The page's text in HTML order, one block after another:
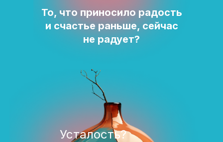
То, что приносило радость
и счастье раньше, сейчас
не радует?
Усталость?